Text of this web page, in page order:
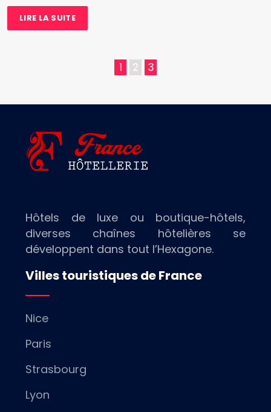
LIRE LA SUITE
1 2 3
Hôtels de luxe ou boutique-hôtels,
diverses chaînes hôtelières se
développent dans tout l’Hexagone.
Villes touristiques de France
Nice
Paris
Strasbourg
Lyon